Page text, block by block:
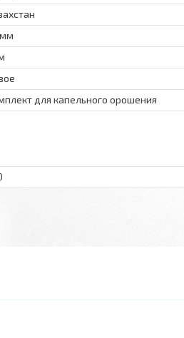
для капельного орошения